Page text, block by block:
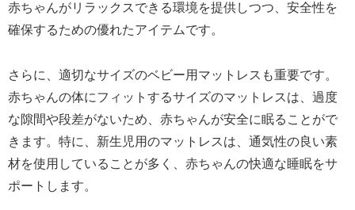
赤ちゃんがリラックスできる環境を提供しつつ、安全性を
確保するための優れたアイテムです。
さらに、適切なサイズのベビー用マットレスも重要です。
赤ちゃんの体にフィットするサイズのマットレスは、過度
な隙間や段差がないため、赤ちゃんが安全に眠ることがで
きます。特に、新生児用のマットレスは、通気性の良い素
材を使用していることが多く、赤ちゃんの快適な睡眠をサ
ポートします。